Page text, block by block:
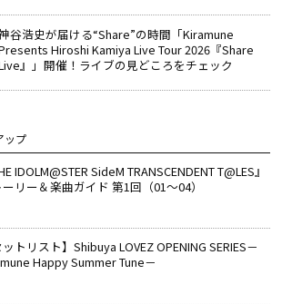
谷浩史が届ける“Share”の時間――「Kiramune
Hiroshi Kamiya Live Tour 2026『Share
』」開催！ライブの見どころをチェック
ップ
IDOLM@STER SideM TRANSCENDENT T@LES』
リー＆楽曲ガイド 第1回（01～04）
ットリスト】Shibuya LOVEZ OPENING SERIES－
Happy Summer Tune－